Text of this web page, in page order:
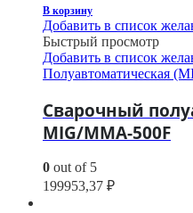
В корзину
Добавить в список
Быстрый просмотр
Добавить в список
Полуавтоматическая
Сварочный
MIG/MMA-500F
0 out of 5
199953,37 ₽